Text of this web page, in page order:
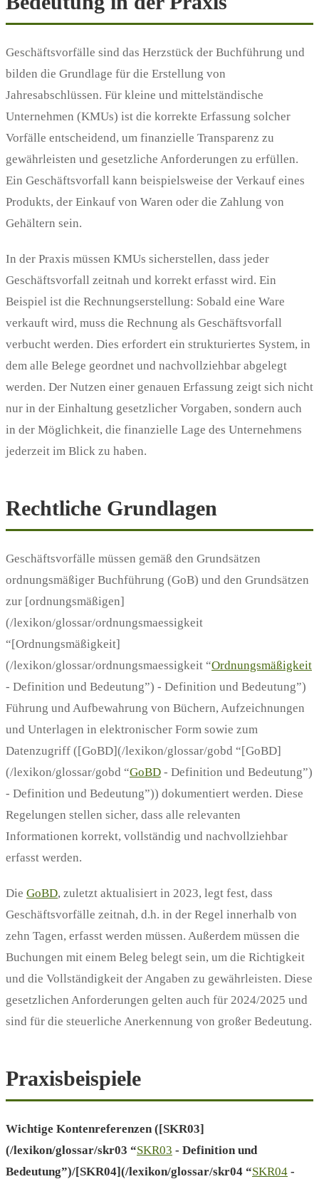
Geschäftsvorfälle sind das Herzstück der Buchführung und
bilden die Grundlage für die Erstellung von
Jahresabschlüssen. Für kleine und mittelständische
Unternehmen (KMUs) ist die korrekte Erfassung solcher
Vorfälle entscheidend, um finanzielle Transparenz zu
gewährleisten und gesetzliche Anforderungen zu erfüllen.
Ein Geschäftsvorfall kann beispielsweise der Verkauf eines
Produkts, der Einkauf von Waren oder die Zahlung von
Gehältern sein.
In der Praxis müssen KMUs sicherstellen, dass jeder
Geschäftsvorfall zeitnah und korrekt erfasst wird. Ein
Beispiel ist die Rechnungserstellung: Sobald eine Ware
verkauft wird, muss die Rechnung als Geschäftsvorfall
verbucht werden. Dies erfordert ein strukturiertes System, in
dem alle Belege geordnet und nachvollziehbar abgelegt
werden. Der Nutzen einer genauen Erfassung zeigt sich nicht
nur in der Einhaltung gesetzlicher Vorgaben, sondern auch
in der Möglichkeit, die finanzielle Lage des Unternehmens
jederzeit im Blick zu haben.
Rechtliche Grundlagen
Geschäftsvorfälle müssen gemäß den Grundsätzen
ordnungsmäßiger Buchführung (GoB) und den Grundsätzen
zur [ordnungsmäßigen]
(/lexikon/glossar/ordnungsmaessigkeit
“[Ordnungsmäßigkeit]
(/lexikon/glossar/ordnungsmaessigkeit “Ordnungsmäßigkeit
- Definition und Bedeutung”) - Definition und Bedeutung”)
Führung und Aufbewahrung von Büchern, Aufzeichnungen
und Unterlagen in elektronischer Form sowie zum
Datenzugriff ([GoBD](/lexikon/glossar/gobd “[GoBD]
(/lexikon/glossar/gobd “GoBD - Definition und Bedeutung”)
- Definition und Bedeutung”)) dokumentiert werden. Diese
Regelungen stellen sicher, dass alle relevanten
Informationen korrekt, vollständig und nachvollziehbar
erfasst werden.
Die GoBD, zuletzt aktualisiert in 2023, legt fest, dass
Geschäftsvorfälle zeitnah, d.h. in der Regel innerhalb von
zehn Tagen, erfasst werden müssen. Außerdem müssen die
Buchungen mit einem Beleg belegt sein, um die Richtigkeit
und die Vollständigkeit der Angaben zu gewährleisten. Diese
gesetzlichen Anforderungen gelten auch für 2024/2025 und
sind für die steuerliche Anerkennung von großer Bedeutung.
Praxisbeispiele
Wichtige Kontenreferenzen ([SKR03]
(/lexikon/glossar/skr03 “SKR03 - Definition und
Bedeutung”)/[SKR04](/lexikon/glossar/skr04 “SKR04 -